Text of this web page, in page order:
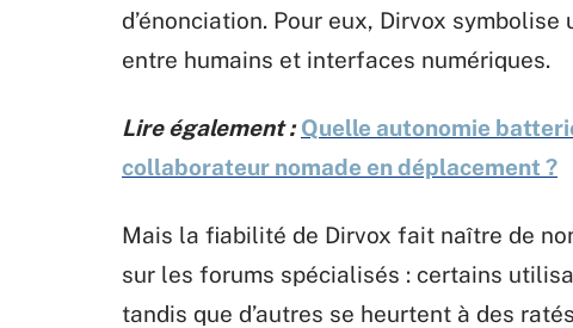
d’énonciation. Pour eux, Dirvox symbolise
entre humains et interfaces numériques.
Lire également : Quelle autonomie
collaborateur nomade en déplacement ?
Mais la fiabilité de Dirvox fait naître de
sur les forums spécialisés : certains
tandis que d’autres se heurtent à des